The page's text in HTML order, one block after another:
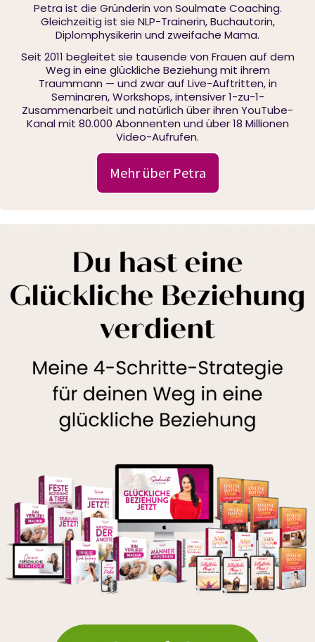
Petra ist die Gründerin von Soulmate Coaching.
Gleichzeitig ist sie NLP-Trainerin, Buchautorin,
Diplomphysikerin und zweifache Mama.
Seit 2011 begleitet sie tausende von Frauen auf dem
Weg in eine glückliche Beziehung mit ihrem
Traummann — und zwar auf Live-Auftritten, in
Seminaren, Workshops, intensiver 1-zu-1-
Zusammenarbeit und natürlich über ihren YouTube-
Kanal mit 80.000 Abonnenten und über 18 Millionen
Video-Aufrufen.
Mehr über Petra